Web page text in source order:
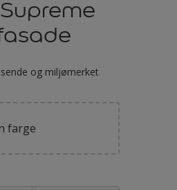
og miljømerket
farge